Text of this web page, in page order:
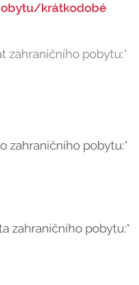
krátkodobé
zahraničního pobytu:*
zahraničního pobytu:*
zahraničního pobytu:*